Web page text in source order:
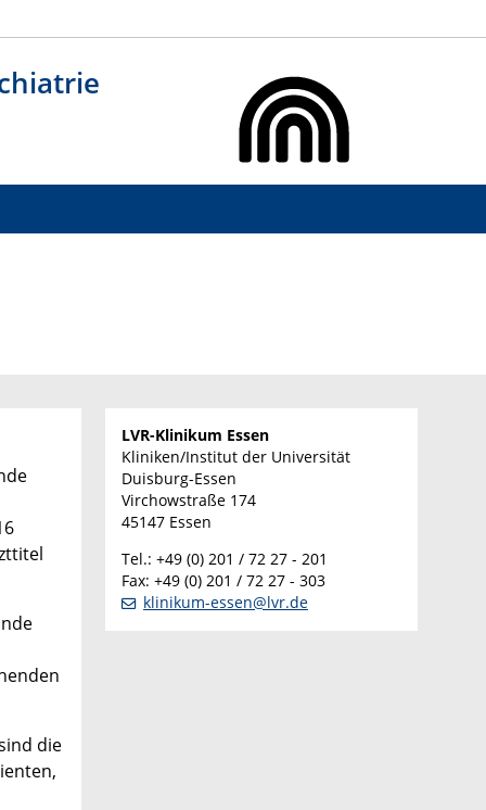
die
LVR-Klinikum Essen
Kliniken/Institut der Universität
Duisburg-Essen
Virchowstraße 174
45147 Essen
Tel.: +49 (0) 201 / 72 27 - 201
Fax: +49 (0) 201 / 72 27 - 303
klinikum-essen@lvr.de